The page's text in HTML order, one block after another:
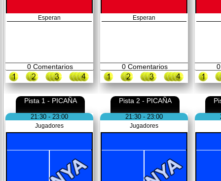
Esperan
0Comentarios
Esperan
0Comentarios 0
Pista 1 - PICAÑA
21:30 - 23:00
Jugadores
Pista 2 - PICAÑA
21:30 - 23:00
Jugadores